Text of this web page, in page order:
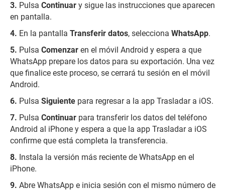
Pulsa Continuar y sigue las instrucciones que aparecen
en pantalla.
En la pantalla Transferir datos, selecciona WhatsApp.
Pulsa Comenzar en el móvil Android y espera a que
WhatsApp prepare los datos para su exportación. Una vez
que finalice este proceso, se cerrará tu sesión en el móvil
Android.
Pulsa Siguiente para regresar a la app Trasladar a iOS.
Pulsa Continuar para transferir los datos del teléfono
Android al iPhone y espera a que la app Trasladar a iOS
confirme que está completa la transferencia.
Instala la versión más reciente de WhatsApp en el
iPhone.
Abre WhatsApp e inicia sesión con el mismo número de